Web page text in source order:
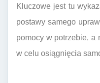
Kluczowe jest tu
postawy samego
pomocy w potrzebie, a
w celu osiągnięcia